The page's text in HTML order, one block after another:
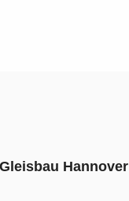
Hannover